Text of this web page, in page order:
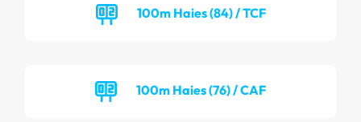
100m Haies (84) / TCF
100m Haies (76) / CAF